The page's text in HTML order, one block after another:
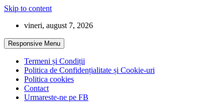
Skip to content
vineri, august 7, 2026
Responsive Menu
Termeni și Condiții
Politica de Confidențialitate și Cookie-uri
Politica cookies
Contact
Urmareste-ne pe FB